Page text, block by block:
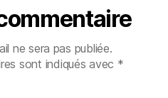
ne sera pas publiée.
sont indiqués avec *